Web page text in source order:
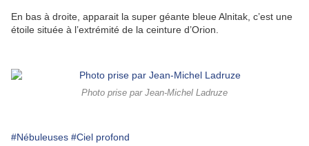
En bas à droite, apparait la super géante bleue Alnitak, c’est une
étoile située à l’extrémité de la ceinture d’Orion.
Photo prise par Jean-Michel Ladruze
#Nébuleuses #Ciel profond